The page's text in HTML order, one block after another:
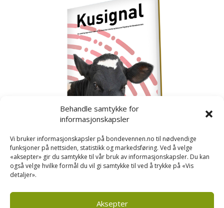
Behandle samtykke for
informasjonskapsler
Vi bruker informasjonskapsler på bondevennen.no til nødvendige
funksjoner på nettsiden, statistikk og markedsføring. Ved å velge
«aksepter» gir du samtykke til vår bruk av informasjonskapsler. Du kan
også velge hvilke formål du vil gi samtykke til ved å trykke på «Vis
detaljer».
Aksepter
Kusignal
om kusignal i eit eige hefte.